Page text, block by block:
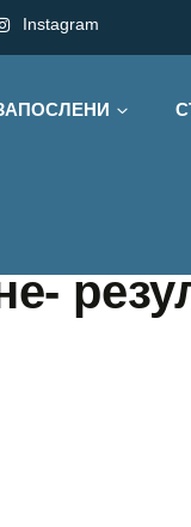
Instagram